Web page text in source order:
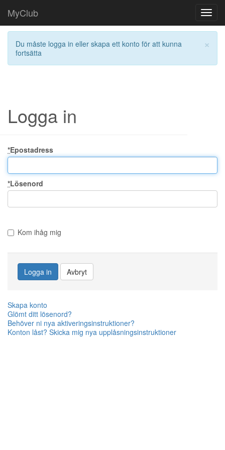
MyClub
×
Du måste logga in eller skapa ett konto för att kunna
fortsätta
Logga in
*Epostadress
*Lösenord
Kom ihåg mig
Logga in Avbryt
Skapa konto
Glömt ditt lösenord?
Behöver ni nya aktiveringsinstruktioner?
Konton låst? Skicka mig nya upplåsningsinstruktioner